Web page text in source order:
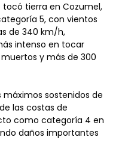
tocó tierra en Cozumel,
5, con vientos
de 340 km/h,
intenso en tocar
y más de 300
máximos sostenidos de
las costas de
como categoría 4 en
daños importantes